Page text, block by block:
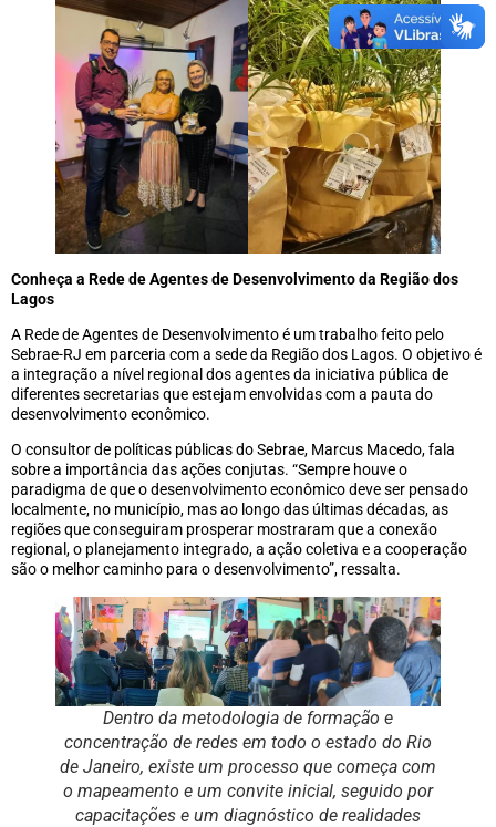
Conheça a Rede de Agentes de Desenvolvimento da Região dos
Lagos
A Rede de Agentes de Desenvolvimento é um trabalho feito pelo
Sebrae-RJ em parceria com a sede da Região dos Lagos. O objetivo é
a integração a nível regional dos agentes da iniciativa pública de
diferentes secretarias que estejam envolvidas com a pauta do
desenvolvimento econômico.
O consultor de políticas públicas do Sebrae, Marcus Macedo, fala
sobre a importância das ações conjutas. “Sempre houve o
paradigma de que o desenvolvimento econômico deve ser pensado
localmente, no município, mas ao longo das últimas décadas, as
regiões que conseguiram prosperar mostraram que a conexão
regional, o planejamento integrado, a ação coletiva e a cooperação
são o melhor caminho para o desenvolvimento”, ressalta.
Dentro da metodologia de formação e
concentração de redes em todo o estado do Rio
de Janeiro, existe um processo que começa com
o mapeamento e um convite inicial, seguido por
capacitações e um diagnóstico de realidades